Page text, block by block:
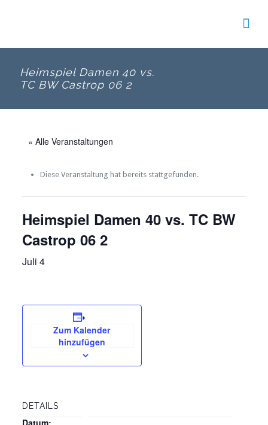
Heimspiel Damen 40 vs.
TC BW Castrop 06 2
« Alle Veranstaltungen
Diese Veranstaltung hat bereits stattgefunden.
Heimspiel Damen 40 vs. TC BW
Castrop 06 2
Juli 4
Zum Kalender
hinzufügen
DETAILS
Datum: